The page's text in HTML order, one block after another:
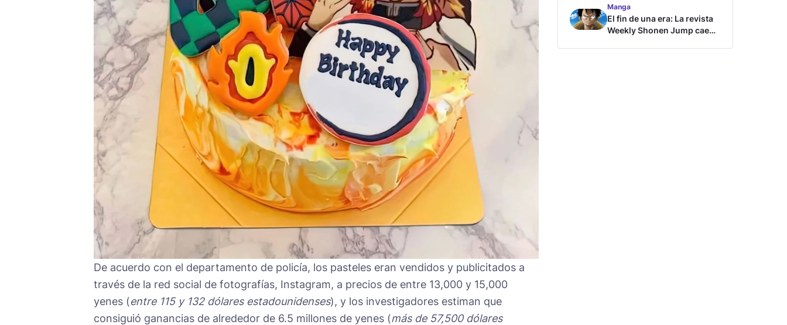
De acuerdo con el departamento de policía, los pasteles eran vendidos y publicitados a
través de la red social de fotografías, Instagram, a precios de entre 13,000 y 15,000
yenes (entre 115 y 132 dólares estadounidenses), y los investigadores estiman que
consiguió ganancias de alrededor de 6.5 millones de yenes (más de 57,500 dólares
Manga
El fin de una era: La revista
Weekly Shonen Jump cae